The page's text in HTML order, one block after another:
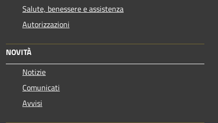
Salute, benessere e assistenza
Autorizzazioni
NOVITÀ
Notizie
Comunicati
Avvisi